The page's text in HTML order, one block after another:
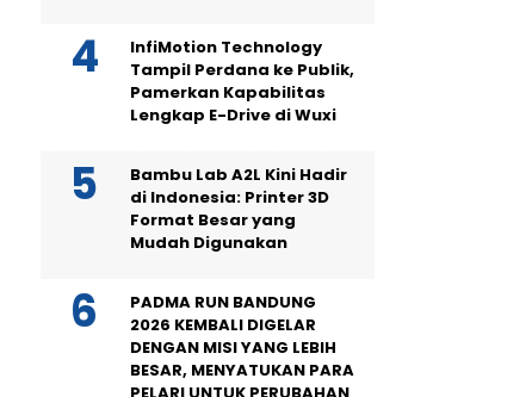
InfiMotion Technology
Tampil Perdana ke Publik,
Pamerkan Kapabilitas
Lengkap E-Drive di Wuxi
Bambu Lab A2L Kini Hadir
di Indonesia: Printer 3D
Format Besar yang
Mudah Digunakan
PADMA RUN BANDUNG
2026 KEMBALI DIGELAR
DENGAN MISI YANG LEBIH
BESAR, MENYATUKAN PARA